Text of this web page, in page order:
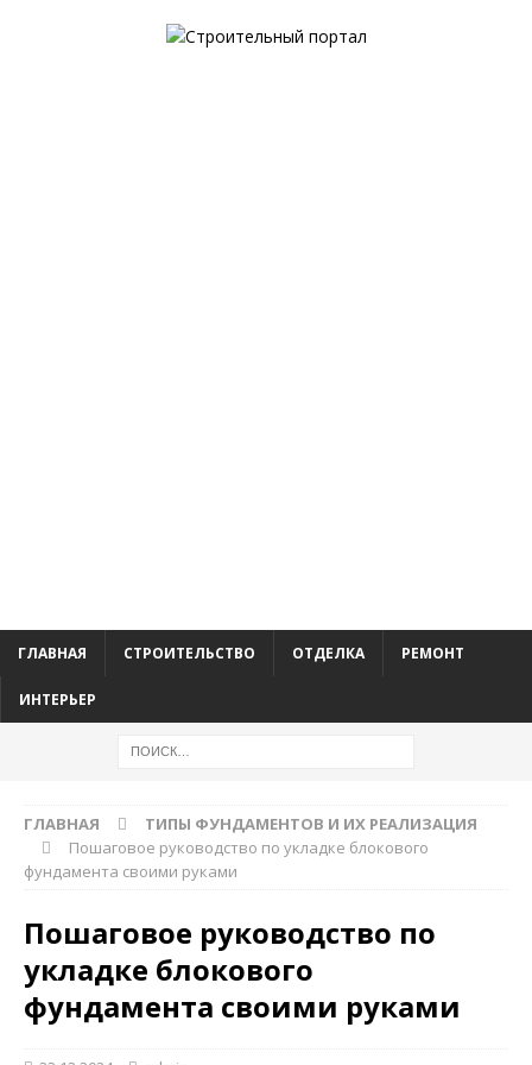
ГЛАВНАЯ СТРОИТЕЛЬСТВО ОТДЕЛКА РЕМОНТ
ИНТЕРЬЕР
ГЛАВНАЯ
ТИПЫ ФУНДАМЕНТОВ И ИХ РЕАЛИЗАЦИЯ
Пошаговое руководство по укладке блокового
фундамента своими руками
Пошаговое руководство по
укладке блокового
фундамента своими руками